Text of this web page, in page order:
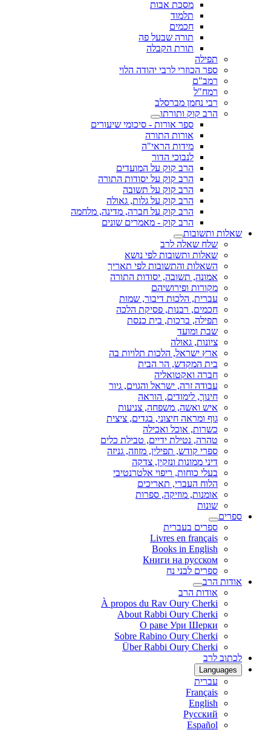
מסכת אבות
תלמוד
חכמים
תורה שבעל פה
תורת הקבלה
תפילה
ספר הכוזרי לרבי יהודה הלוי
רמב"ם
רמח"ל
רבי נחמן מברסלב
הרב קוק ותורתו
ספר אורות - סיכומי שיעורים
אורות התורה
מידות הראי"ה
לנבוכי הדור
הרב קוק על המועדים
הרב קוק על יסודות התורה
הרב קוק על תשובה
הרב קוק על גלות, גאולה
הרב קוק על חברה, מדינה, מלחמה
הרב קוק - מאמרים שונים
שאלות ותשובות
שלח שאלה לרב
שאלות ותשובות לפי נושא
השאלות והתשובות לפי תאריך
אמונה, תשובה, יסודות התורה
מקורות ופירושיהם
עברית, הלכות דיבור, שמות
חכמים, רבנות, פסיקת הלכה
תפילה, ברכות, בית כנסת
שבת ומועד
ציונות, גאולה
ארץ ישראל, הלכות תלויות בה
בית המקדש, הר הבית
חברה ואקטואליה
עבודה זרה, ישראל והגוים, גיור
חינוך, לימודים, הוראה
איש ואשה, משפחה, צניעות
גוף ומראה חיצוני, בגדים, ציצית
כשרות, אוכל ואכילה
טהרה, נטילת ידיים, טבילת כלים
ספרי קודש, תפילין, מזוזה, גניזה
דיני ממונות ונזקין, צדקה
בעלי כוחות, ריפוי אלטרנטיבי
הלוח העברי, תאריכים
אומנות, מוזיקה, ספרות
שונות
ספרים
ספרים בעברית
Livres en français
Books in English
Книги на русском
ספרים לבני נח
אודות הרב
אודות הרב
À propos du Rav Oury Cherki
About Rabbi Oury Cherki
О раве Ури Шерки
Sobre Rabino Oury Cherki
Über Rabbi Oury Cherki
לכתוב לרב
Languages
עברית
Français
English
Русский
Español